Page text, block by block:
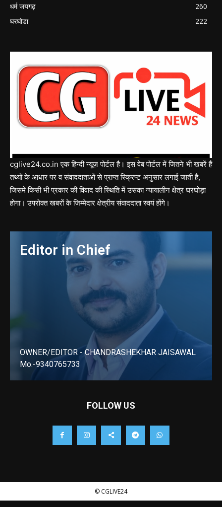
धर्म जयगढ़
260
घरघोडा
222
cglive24.co.in एक हिन्दी न्यूज़ पोर्टल है। इस वेब पोर्टल में जितने भी खबरें हैं
तथ्यों के आधार पर व संवाददाताओं से प्राप्त स्क्रिप्ट अनुसार लगाई जाती है,
जिसमे किसी भी प्रकार की विवाद की स्थिति में उसका न्यायालीन क्षेत्र घरघोड़ा
होगा। उपरोक्त खबरों के जिम्मेदार क्षेत्रीय संवाददाता स्वयं होंगे।
Editor in Chief
OWNER/EDITOR - CHANDRASHEKHAR JAISAWAL
Mo.-9340765733
FOLLOW US
© CGLIVE24